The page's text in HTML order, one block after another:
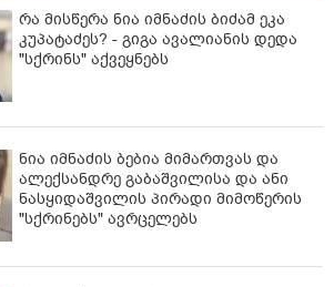
ბოლნისი, მარნეული, გარდაბანი,
ხანმოკლე წვიმა ელჭექით და
ზოგან შესაძლებელია სეტყვა.
დღისით +36, +38 გრადუსი
თელავი, გურჯაანი, სიღნაღი,
ახმეტა, დედოფლისწყარო):
ელჭექით და ქარის
შესაძლებელია სეტყვა. ჰაერის
რა მისწერა ნია იმნაძის ბიძამ ეკა
კუპატაძეს? - გიგა ავალიანის დედა
"სქრინს" აქვეყნებს
ნია იმნაძის ბებია მიმართვას და
ალექსანდრე გაბაშვილისა და ანი
ნასყიდაშვილის პირადი მიმოწერის
"სქრინებს" ავრცელებს